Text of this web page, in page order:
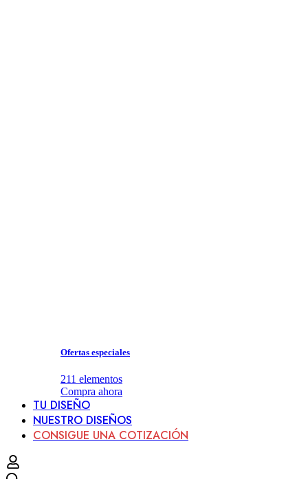
Ofertas especiales
211 elementos
Compra ahora
TU DISEÑO
NUESTRO DISEÑOS
CONSIGUE UNA COTIZACIÓN